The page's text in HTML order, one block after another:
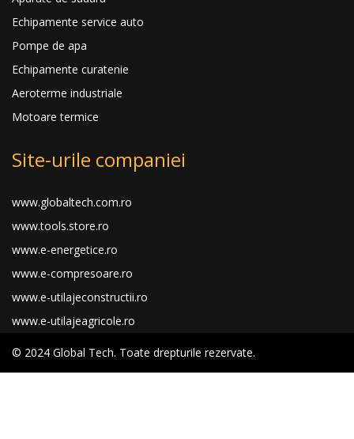
Echipamente service auto
Pompe de apa
Echipamente curatenie
Aeroterme industriale
Motoare termice
Site-urile companiei
www.globaltech.com.ro
www.tools.store.ro
www.e-energetice.ro
www.e-compresoare.ro
www.e-utilajeconstructii.ro
www.e-utilajeagricole.ro
© 2024 Global Tech. Toate drepturile rezervate.